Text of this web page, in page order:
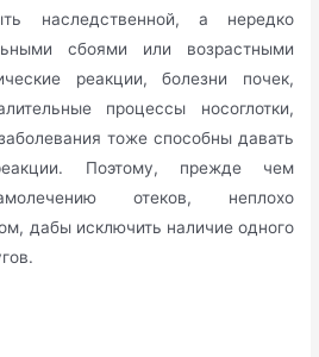
наследственной, а нередко
сбоями или возрастными
реакции, болезни почек,
процессы носоглотки,
тоже способны давать
Поэтому, прежде чем
отеков, неплохо
дабы исключить наличие одного